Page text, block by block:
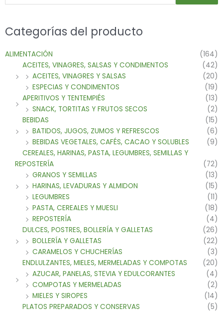
Categorías del producto
ALIMENTACIÓN
(164)
ACEITES, VINAGRES, SALSAS Y CONDIMENTOS
(42)
ACEITES, VINAGRES Y SALSAS
(20)
ESPECIAS Y CONDIMENTOS
(19)
APERITIVOS Y TENTEMPIÉS
(13)
SNACK, TORTITAS Y FRUTOS SECOS
(2)
BEBIDAS
(15)
BATIDOS, JUGOS, ZUMOS Y REFRESCOS
(6)
BEBIDAS VEGETALES, CAFÉS, CACAO Y SOLUBLES
(9)
CEREALES, HARINAS, PASTA, LEGUMBRES, SEMILLAS Y
REPOSTERÍA
(72)
GRANOS Y SEMILLAS
(13)
HARINAS, LEVADURAS Y ALMIDON
(15)
LEGUMBRES
(11)
PASTA, CEREALES Y MUESLI
(18)
REPOSTERÍA
(4)
DULCES, POSTRES, BOLLERÍA Y GALLETAS
(26)
BOLLERÍA Y GALLETAS
(22)
CARAMELOS Y CHUCHERÍAS
(3)
ENDLULZANTES, MIELES, MERMELADAS Y COMPOTAS
(20)
AZUCAR, PANELAS, STEVIA Y EDULCORANTES
(4)
COMPOTAS Y MERMELADAS
(2)
MIELES Y SIROPES
(14)
PLATOS PREPARADOS Y CONSERVAS
(5)